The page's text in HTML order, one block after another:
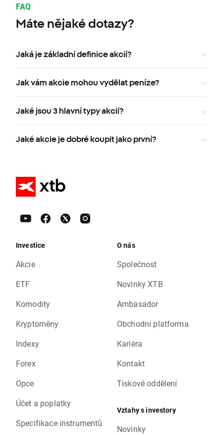
FAQ
Máte nějaké dotazy?
Jaká je základní definice akcií?
Jak vám akcie mohou vydělat peníze?
Jaké jsou 3 hlavní typy akcií?
Jaké akcie je dobré koupit jako první?
Investice
Akcie
ETF
Komodity
Kryptoměny
Indexy
Forex
Opce
Účet a poplatky
Specifikace instrumentů
O nás
Společnost
Novinky XTB
Ambasador
Obchodní platforma
Kariéra
Kontakt
Tiskové oddělení
Vztahy s investory
Novinky